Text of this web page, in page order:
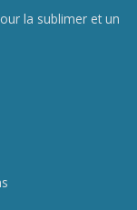
la sublimer et un